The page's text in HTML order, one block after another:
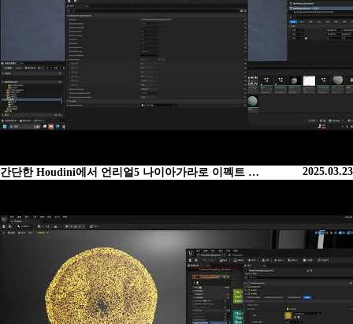
2025.03.23
간단한 Houdini에서 언리얼5 나이아가라로 이펙트 …